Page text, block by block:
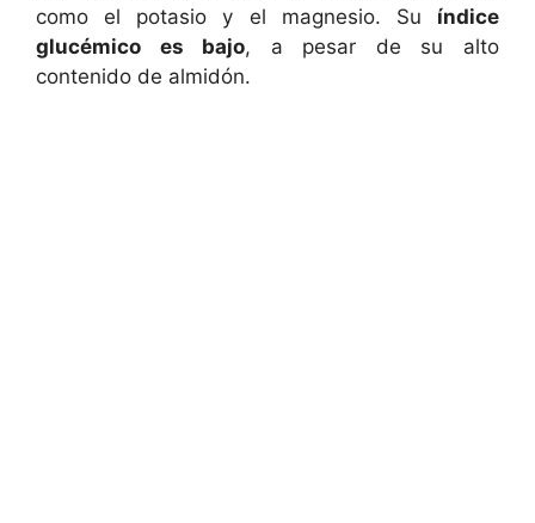
como el potasio y el magnesio. Su índice
glucémico es bajo, a pesar de su alto
contenido de almidón.